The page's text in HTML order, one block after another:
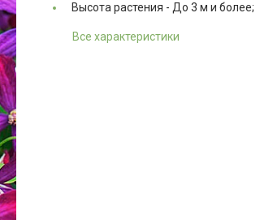
Высота растения - До 3 м и более;
Все характеристики